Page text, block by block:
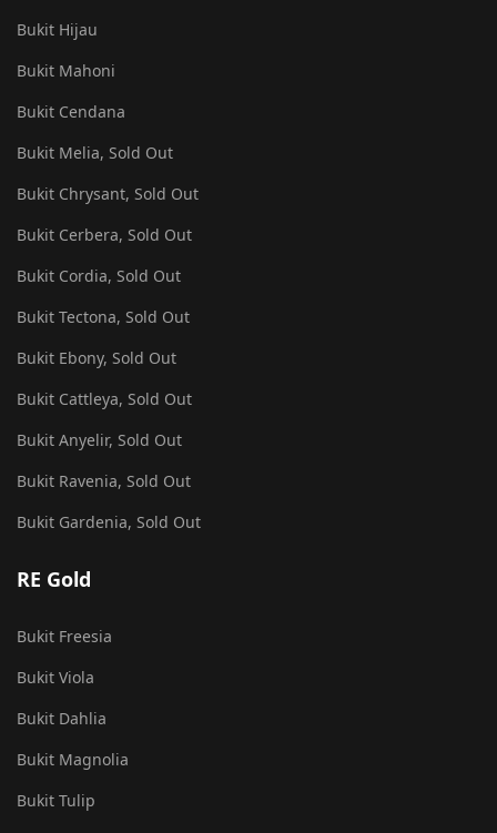
Bukit Hijau
Bukit Mahoni
Bukit Cendana
Bukit Melia, Sold Out
Bukit Chrysant, Sold Out
Bukit Cerbera, Sold Out
Bukit Cordia, Sold Out
Bukit Tectona, Sold Out
Bukit Ebony, Sold Out
Bukit Cattleya, Sold Out
Bukit Anyelir, Sold Out
Bukit Ravenia, Sold Out
Bukit Gardenia, Sold Out
RE Gold
Bukit Freesia
Bukit Viola
Bukit Dahlia
Bukit Magnolia
Bukit Tulip